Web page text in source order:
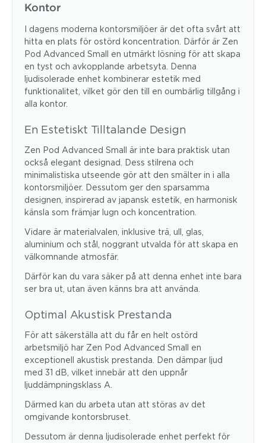
Kontor
I dagens moderna kontorsmiljöer är det ofta svårt att
hitta en plats för ostörd koncentration. Därför är Zen
Pod Advanced Small en utmärkt lösning för att skapa
en tyst och avkopplande arbetsyta. Denna
ljudisolerade enhet kombinerar estetik med
funktionalitet, vilket gör den till en oumbärlig tillgång i
alla kontor.
En Estetiskt Tilltalande Design
Zen Pod Advanced Small är inte bara praktisk utan
också elegant designad. Dess stilrena och
minimalistiska utseende gör att den smälter in i alla
kontorsmiljöer. Dessutom ger den sparsamma
designen, inspirerad av japansk estetik, en harmonisk
känsla som främjar lugn och koncentration.
Vidare är materialvalen, inklusive trä, ull, glas,
aluminium och stål, noggrant utvalda för att skapa en
välkomnande atmosfär.
Därför kan du vara säker på att denna enhet inte bara
ser bra ut, utan även känns bra att använda.
Optimal Akustisk Prestanda
För att säkerställa att du får en helt ostörd
arbetsmiljö har Zen Pod Advanced Small en
exceptionell akustisk prestanda. Den dämpar ljud
med 31 dB, vilket innebär att den uppnår
ljuddämpningsklass A.
Därmed kan du arbeta utan att störas av det
omgivande kontorsbruset.
Dessutom är denna ljudisolerade enhet perfekt för